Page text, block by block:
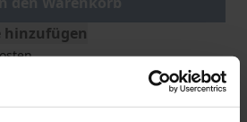
hinzufügen